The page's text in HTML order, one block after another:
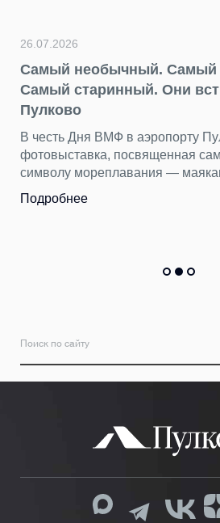
26.07.2026
Самый необычный. Самый
Самый старинный. Они
Пулково
В честь Дня ВМФ в аэропорту
фотовыставка, посвященная
символу мореплавания —
Подробнее